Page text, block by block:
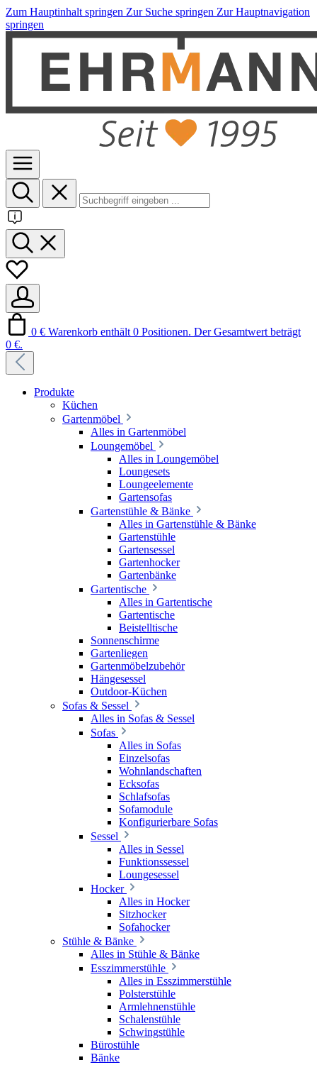
Zum Hauptinhalt springen Zur Suche springen Zur Hauptnavigation
springen
0 € Warenkorb enthält 0 Positionen. Der Gesamtwert beträgt
0 €.
Produkte
Küchen
Gartenmöbel
Alles in Gartenmöbel
Loungemöbel
Alles in Loungemöbel
Loungesets
Loungeelemente
Gartensofas
Gartenstühle & Bänke
Alles in Gartenstühle & Bänke
Gartenstühle
Gartensessel
Gartenhocker
Gartenbänke
Gartentische
Alles in Gartentische
Gartentische
Beistelltische
Sonnenschirme
Gartenliegen
Gartenmöbelzubehör
Hängesessel
Outdoor-Küchen
Sofas & Sessel
Alles in Sofas & Sessel
Sofas
Alles in Sofas
Einzelsofas
Wohnlandschaften
Ecksofas
Schlafsofas
Sofamodule
Konfigurierbare Sofas
Sessel
Alles in Sessel
Funktionssessel
Loungesessel
Hocker
Alles in Hocker
Sitzhocker
Sofahocker
Stühle & Bänke
Alles in Stühle & Bänke
Esszimmerstühle
Alles in Esszimmerstühle
Polsterstühle
Armlehnenstühle
Schalenstühle
Schwingstühle
Bürostühle
Bänke